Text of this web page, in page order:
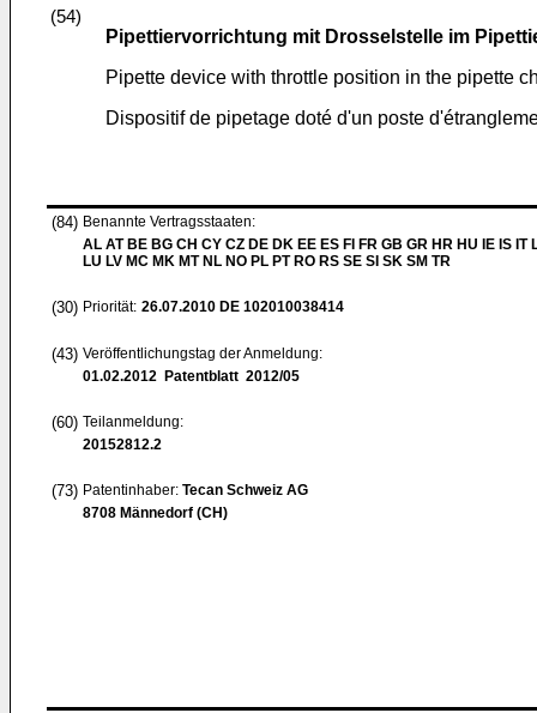
(54)
Pipettiervorrichtung mit Drosselstelle im
Pipette device with throttle position in the pipette
Dispositif de pipetage doté d'un poste
(84) Benannte Vertragsstaaten:
AL AT BE BG CH CY CZ DE DK EE ES FI FR GB GR HR HU IE IS IT
LU LV MC MK MT NL NO PL PT RO RS SE SI SK SM TR
(30) Priorität: 26.07.2010 DE 102010038414
(43) Veröffentlichungstag der Anmeldung:
01.02.2012 Patentblatt 2012/05
(60) Teilanmeldung:
20152812.2
(73) Patentinhaber: Tecan Schweiz AG
8708 Männedorf (CH)